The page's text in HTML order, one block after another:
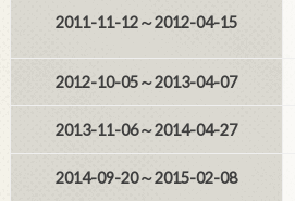
2011-11-12～2012-04-15
2012-10-05～2013-04-07
2013-11-06～2014-04-27
2014-09-20～2015-02-08